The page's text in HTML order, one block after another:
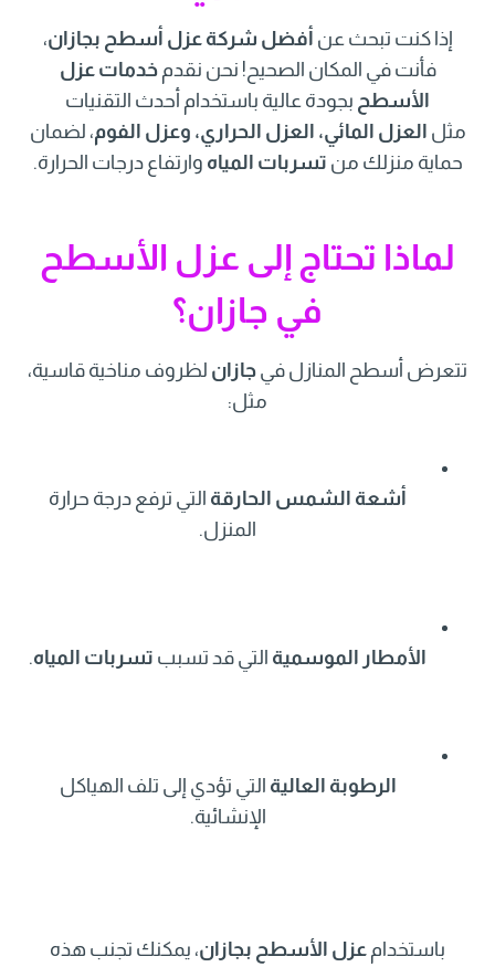
إذا كنت تبحث عن أفضل شركة عزل أسطح بجازان،
فأنت في المكان الصحيح! نحن نقدمخدمات عزل
الأسطح بجودة عالية باستخدام أحدث التقنيات
مثل العزل المائي، العزل الحراري، وعزل الفوم، لضمان
حماية منزلك من تسربات المياه وارتفاع درجات الحرارة.
لماذا تحتاج إلى عزل الأسطح
في جازان؟
تتعرض أسطح المنازل في جازان لظروف مناخية قاسية،
مثل:
أشعة الشمس الحارقة التي ترفع درجة حرارة
المنزل.
الأمطار الموسمية التي قد تسبب تسربات المياه.
الرطوبة العالية التي تؤدي إلى تلف الهياكل
الإنشائية.
باستخدام عزل الأسطح بجازان، يمكنك تجنب هذه